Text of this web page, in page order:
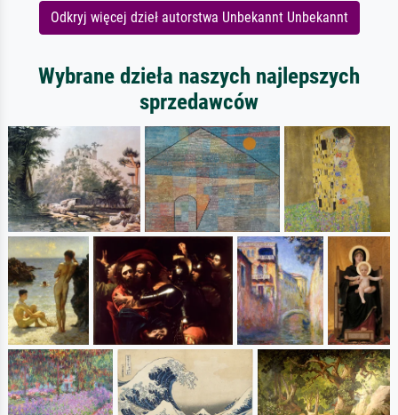
Odkryj więcej dzieł autorstwa Unbekannt Unbekannt
Wybrane dzieła naszych najlepszych
sprzedawców